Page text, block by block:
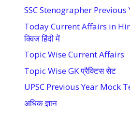
SSC Stenographer
Today Current Affairs in
क्विज हिंदी में
Topic Wise Current Affairs
Topic Wise GK प्रैक्टिस सेट
UPSC Previous Year Mock
अधिक ज्ञान